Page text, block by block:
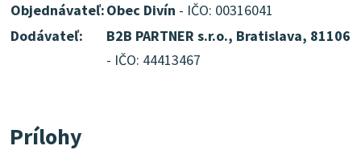
Objednávateľ:Obec Divín - IČO: 00316041
Dodávateľ:
B2B PARTNER s.r.o., Bratislava, 81106
- IČO: 44413467
Prílohy